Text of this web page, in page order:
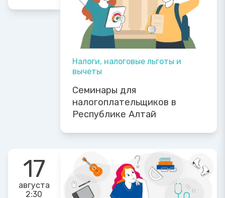
Налоги, налоговые льготы и
вычеты
Семинары для
налогоплательщиков в
Республике Алтай
17
августа
2:30